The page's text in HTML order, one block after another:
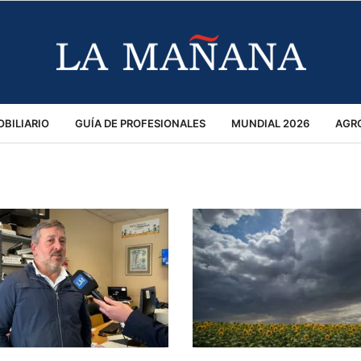
GUÍA DE PROFESIONALES MUNDIAL 2026